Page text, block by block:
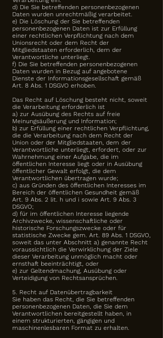
d) Die Sie betreffenden personenbezogenen
Daten wurden unrechtmäßig verarbeitet.
e) Die Löschung der Sie betreffenden
personenbezogenen Daten ist zur Erfüllung
einer rechtlichen Verpflichtung nach dem
Unionsrecht oder dem Recht der
Mitgliedstaaten erforderlich, dem der
Verantwortliche unterliegt.
f) Die Sie betreffenden personenbezogenen
Daten wurden in Bezug auf angebotene
Dienste der Informationsgesellschaft gemäß
Art. 8 Abs. 1 DSGVO erhoben.
Das Recht auf Löschung besteht nicht, soweit
die Verarbeitung erforderlich ist
a) zur Ausübung des Rechts auf freie
Meinungsäußerung und Information;
b) zur Erfüllung einer rechtlichen Verpflichtung,
die die Verarbeitung nach dem Recht der
Union oder der Mitgliedstaaten, dem der
Verantwortliche unterliegt, erfordert, oder zur
Wahrnehmung einer Aufgabe, die im
öffentlichen Interesse liegt oder in Ausübung
öffentlicher Gewalt erfolgt, die dem
Verantwortlichen übertragen wurde;
c) aus Gründen des öffentlichen Interesses im
Bereich der öffentlichen Gesundheit gemäß
Art. 9 Abs. 2 lit. h und i sowie Art. 9 Abs. 3
DSGVO;
d) für im öffentlichen Interesse liegende
Archivzwecke, wissenschaftliche oder
historische Forschungszwecke oder für
statistische Zwecke gem. Art. 89 Abs. 1 DSGVO,
soweit das unter Abschnitt a) genannte Recht
voraussichtlich die Verwirklichung der Ziele
dieser Verarbeitung unmöglich macht oder
ernsthaft beeinträchtigt, oder
e) zur Geltendmachung, Ausübung oder
Verteidigung von Rechtsansprüchen.
5. Recht auf Datenübertragbarkeit​
Sie haben das Recht, die Sie betreffenden
personenbezogenen Daten, die Sie dem
Verantwortlichen bereitgestellt haben, in
einem strukturierten, gängigen und
maschinenlesbaren Format zu erhalten.